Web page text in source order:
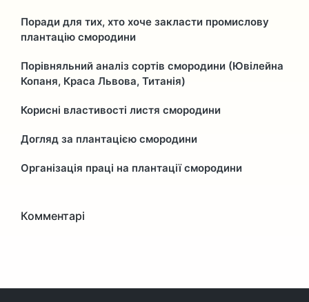
Поради для тих, хто хоче закласти промислову
плантацію смородини
Порівняльний аналіз сортів смородини (Ювілейна
Копаня, Краса Львова, Титанія)
Корисні властивості листя смородини
Догляд за плантацією смородини
Організація праці на плантації смородини
Комментарі